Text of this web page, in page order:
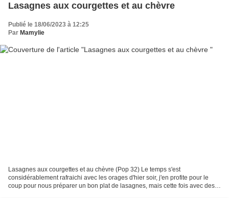
Lasagnes aux courgettes et au chèvre
Publié le 18/06/2023 à 12:25
Par Mamylie
Lasagnes aux courgettes et au chèvre (Pop 32) Le temps s'est
considérablement rafraichi avec les orages d'hier soir, j'en profite pour le
coup pour nous préparer un bon plat de lasagnes, mais cette fois avec des